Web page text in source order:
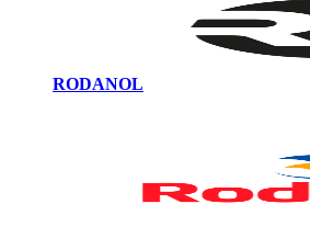
RODANOL